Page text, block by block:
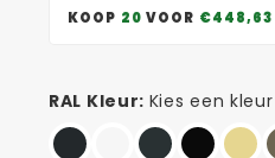
KOOP 20 VOOR €448,63
RAL Kleur: Kies een kleur